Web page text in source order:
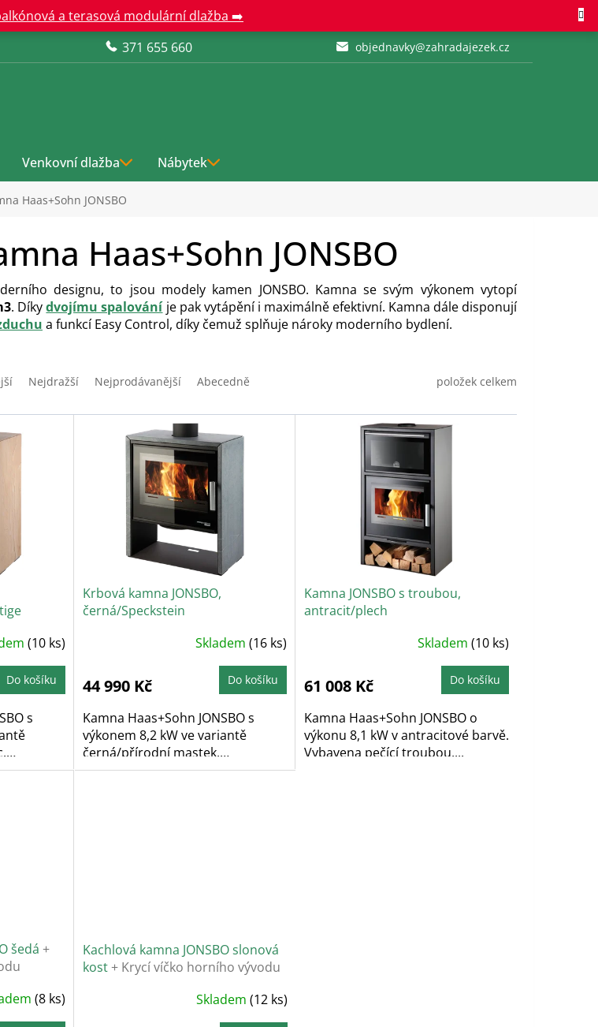
a terasová modulární dlažba ➡️
371 655 660
objednavky@zahradajezek.cz
Venkovní dlažba Nábytek
Haas+Sohn JONSBO
Haas+Sohn JONSBO
designu, to jsou modely kamen JONSBO. Kamna se svým výkonem vytopí
. Díkydvojímu spalováníje pak vytápění i maximálně efektivní. Kamna dále disponují
a funkcí Easy Control, díky čemuž splňuje nároky moderního bydlení.
Nejdražší Nejprodávanější Abecedně položek celkem
(10 ks)
Do košíku
s
Krbová kamna JONSBO,
černá/Speckstein
Skladem (16 ks)
44 990 Kč Do košíku
Kamna Haas+Sohn JONSBO s
výkonem 8,2 kW ve variantě
černá/přírodní mastek.
Variabilní...
Kamna JONSBO s troubou,
antracit/plech
Skladem (10 ks)
61 008 Kč Do košíku
Kamna Haas+Sohn JONSBO o
výkonu 8,1 kW v antracitové barvě.
Vybavena pečící troubou....
šedá +
(8 ks)
Kachlová kamna JONSBO slonová
kost+ Krycí víčko horního vývodu
Skladem (12 ks)